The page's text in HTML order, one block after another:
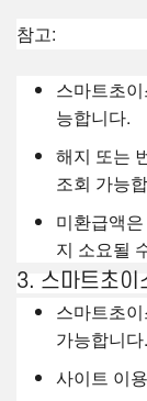
참고:
스마트초
능합니다.
해지 또는
조회 가능
미환급액
지 소요될
3. 스마트초이
스마트초
가능합니다.
사이트 이